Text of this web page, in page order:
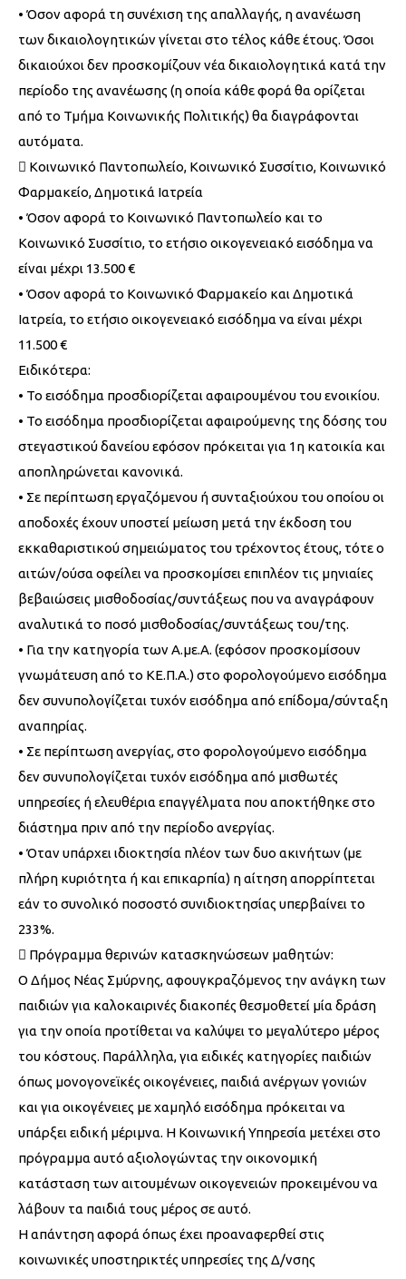
• Όσον αφορά τη συνέχιση της απαλλαγής, η ανανέωση
των δικαιολογητικών γίνεται στο τέλος κάθε έτους. Όσοι
δικαιούχοι δεν προσκομίζουν νέα δικαιολογητικά κατά την
περίοδο της ανανέωσης (η οποία κάθε φορά θα ορίζεται
από το Τμήμα Κοινωνικής Πολιτικής) θα διαγράφονται
αυτόματα.
 Κοινωνικό Παντοπωλείο, Κοινωνικό Συσσίτιο, Κοινωνικό
Φαρμακείο, Δημοτικά Ιατρεία
• Όσον αφορά το Κοινωνικό Παντοπωλείο και το
Κοινωνικό Συσσίτιο, το ετήσιο οικογενειακό εισόδημα να
είναι μέχρι 13.500 €
• Όσον αφορά το Κοινωνικό Φαρμακείο και Δημοτικά
Ιατρεία, το ετήσιο οικογενειακό εισόδημα να είναι μέχρι
11.500 €
Ειδικότερα:
• Το εισόδημα προσδιορίζεται αφαιρουμένου του ενοικίου.
• Το εισόδημα προσδιορίζεται αφαιρούμενης της δόσης του
στεγαστικού δανείου εφόσον πρόκειται για 1η κατοικία και
αποπληρώνεται κανονικά.
• Σε περίπτωση εργαζόμενου ή συνταξιούχου του οποίου οι
αποδοχές έχουν υποστεί μείωση μετά την έκδοση του
εκκαθαριστικού σημειώματος του τρέχοντος έτους, τότε ο
αιτών/ούσα οφείλει να προσκομίσει επιπλέον τις μηνιαίες
βεβαιώσεις μισθοδοσίας/συντάξεως που να αναγράφουν
αναλυτικά το ποσό μισθοδοσίας/συντάξεως του/της.
• Για την κατηγορία των Α.με.Α. (εφόσον προσκομίσουν
γνωμάτευση από το ΚΕ.Π.Α.) στο φορολογούμενο εισόδημα
δεν συνυπολογίζεται τυχόν εισόδημα από επίδομα/σύνταξη
αναπηρίας.
• Σε περίπτωση ανεργίας, στο φορολογούμενο εισόδημα
δεν συνυπολογίζεται τυχόν εισόδημα από μισθωτές
υπηρεσίες ή ελευθέρια επαγγέλματα που αποκτήθηκε στο
διάστημα πριν από την περίοδο ανεργίας.
• Όταν υπάρχει ιδιοκτησία πλέον των δυο ακινήτων (με
πλήρη κυριότητα ή και επικαρπία) η αίτηση απορρίπτεται
εάν το συνολικό ποσοστό συνιδιοκτησίας υπερβαίνει το
233%.
 Πρόγραμμα θερινών κατασκηνώσεων μαθητών:
Ο Δήμος Νέας Σμύρνης, αφουγκραζόμενος την ανάγκη των
παιδιών για καλοκαιρινές διακοπές θεσμοθετεί μία δράση
για την οποία προτίθεται να καλύψει το μεγαλύτερο μέρος
του κόστους. Παράλληλα, για ειδικές κατηγορίες παιδιών
όπως μονογονεϊκές οικογένειες, παιδιά ανέργων γονιών
και για οικογένειες με χαμηλό εισόδημα πρόκειται να
υπάρξει ειδική μέριμνα. Η Κοινωνική Υπηρεσία μετέχει στο
πρόγραμμα αυτό αξιολογώντας την οικονομική
κατάσταση των αιτουμένων οικογενειών προκειμένου να
λάβουν τα παιδιά τους μέρος σε αυτό.
Η απάντηση αφορά όπως έχει προαναφερθεί στις
κοινωνικές υποστηρικτές υπηρεσίες της Δ/νσης